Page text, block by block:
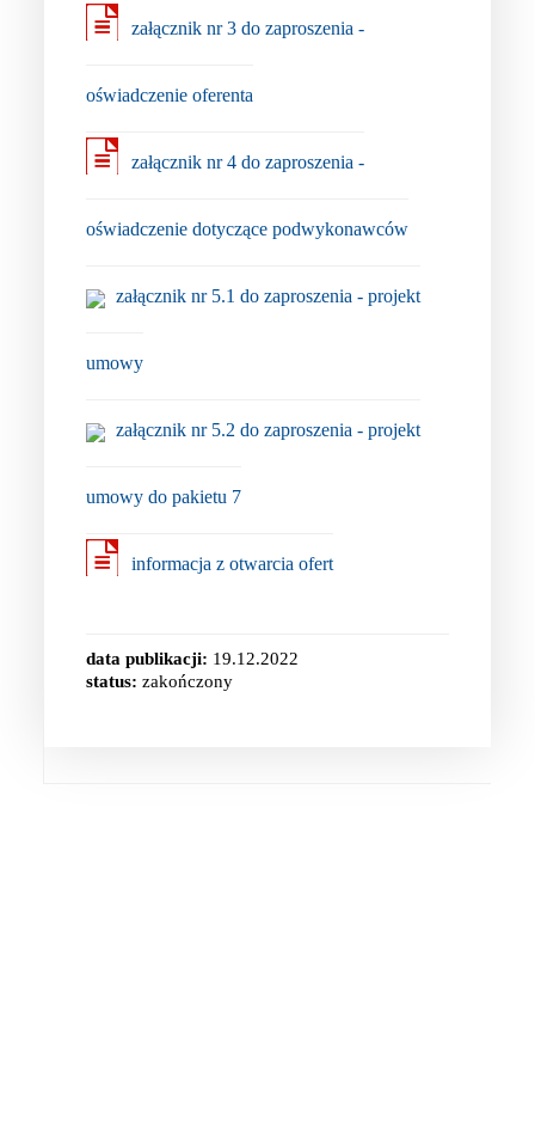
załącznik nr 3 do zaproszenia -
oświadczenie oferenta
załącznik nr 4 do zaproszenia -
oświadczenie dotyczące podwykonawców
załącznik nr 5.1 do zaproszenia - projekt
umowy
załącznik nr 5.2 do zaproszenia - projekt
umowy do pakietu 7
informacja z otwarcia ofert
data publikacji: 19.12.2022
status:zakończony